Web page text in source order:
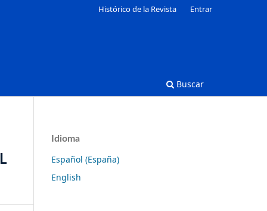
Buscar
Histórico de la Revista Entrar
Idioma
Español (España)
English